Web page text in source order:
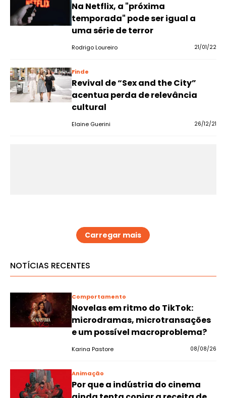
Na Netflix, a "próxima
temporada" pode ser igual a
uma série de terror
Rodrigo Loureiro 21/01/22
Finde
Revival de “Sex and the City”
acentua perda de relevância
cultural
Elaine Guerini 26/12/21
Carregar mais
NOTÍCIAS RECENTES
Comportamento
Novelas em ritmo do TikTok:
microdramas, microtransações
e um possível macroproblema?
Karina Pastore 08/08/26
Animação
Por que a indústria do cinema